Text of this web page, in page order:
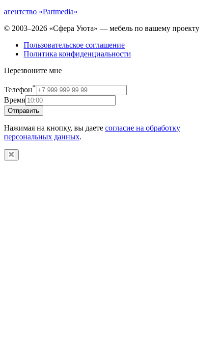
агентство «Partmedia»
© 2003–2026 «Сфера Уюта» — мебель по вашему проекту
Пользовательское соглашение
Политика конфиденциальности
Перезвоните мне
Телефон*
Время
Отправить
Нажимая на кнопку, вы даете согласие на обработку
персональных данных.